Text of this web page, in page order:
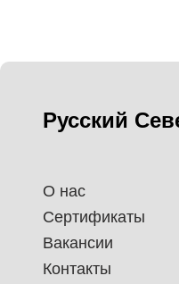
Русский
О нас
Сертификаты
Вакансии
Контакты